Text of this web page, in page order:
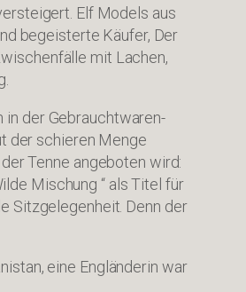
Elf Models aus
begeisterte Käufer, Der
mit Lachen,
in der Gebrauchtwaren-
der schieren Menge
Tenne angeboten wird:
Mischung “ als Titel für
Sitzgelegenheit. Denn der
eine Engländerin war